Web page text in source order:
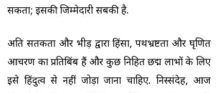
सकता; इसकी जिम्मेदारी सबकी है.
अति सतर्कता और भीड़ द्वारा हिंसा, पथभ्रष्टता और घृणित
आचरण का प्रतिबिंब हैं और कुछ निहित छद्म लाभों के लिए
इसे हिंदुत्व से नहीं जोड़ा जाना चाहिए. निस्संदेह, आज